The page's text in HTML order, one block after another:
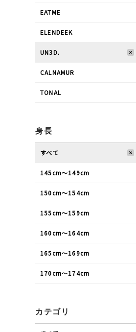
EATME
ELENDEEK
UN3D.
CALNAMUR
TONAL
身長
すべて
145cm〜149cm
150cm〜154cm
155cm〜159cm
160cm〜164cm
165cm〜169cm
170cm〜174cm
カテゴリ